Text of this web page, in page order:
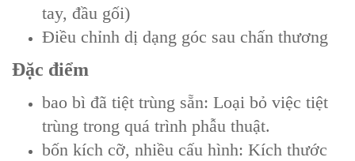
tay, đầu gối)
Điều chỉnh dị dạng góc sau chấn thương
Đặc điểm
bao bì đã tiệt trùng sẵn: Loại bỏ việc tiệt
trùng trong quá trình phẫu thuật.
bốn kích cỡ, nhiều cấu hình: Kích thước